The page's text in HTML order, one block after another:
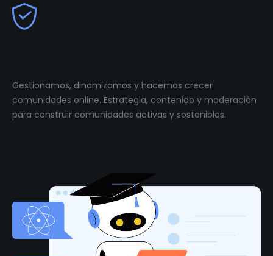
Gestionamos, dinamizamos y hacemos crecer
comunidades online. Estrategia, contenido y moderación
para construir comunidades activas y sostenibles.